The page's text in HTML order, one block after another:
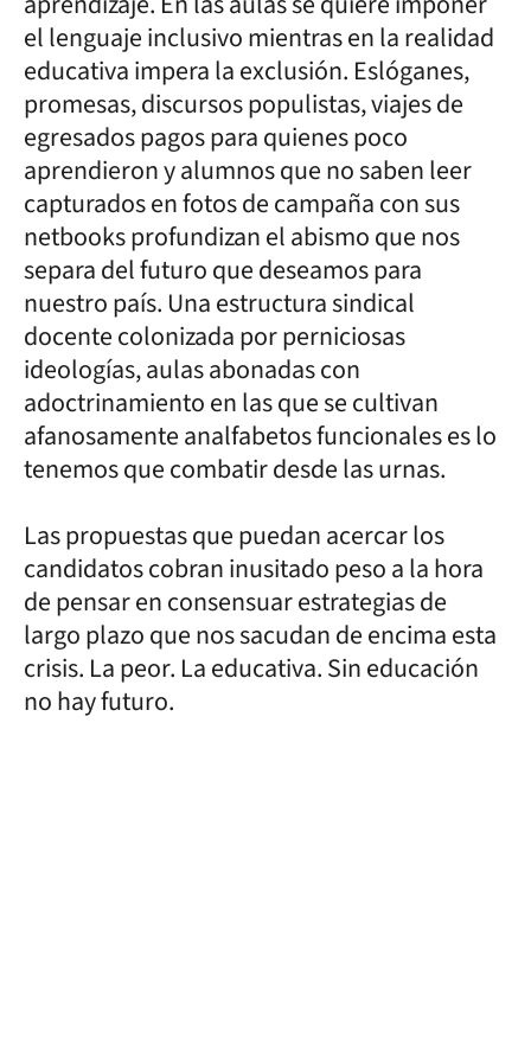
el lenguaje inclusivo mientras en la realidad
educativa impera la exclusión. Eslóganes,
promesas, discursos populistas, viajes de
egresados pagos para quienes poco
aprendieron y alumnos que no saben leer
capturados en fotos de campaña con sus
netbooks profundizan el abismo que nos
separa del futuro que deseamos para
nuestro país. Una estructura sindical
docente colonizada por perniciosas
ideologías, aulas abonadas con
adoctrinamiento en las que se cultivan
afanosamente analfabetos funcionales es lo
tenemos que combatir desde las urnas.
Las propuestas que puedan acercar los
candidatos cobran inusitado peso a la hora
de pensar en consensuar estrategias de
largo plazo que nos sacudan de encima esta
crisis. La peor. La educativa. Sin educación
no hay futuro.